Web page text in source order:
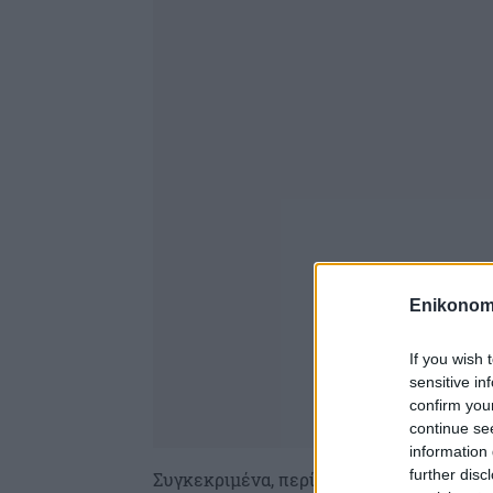
If you wish
sensitive
confirm
continue
information
further
Συγκεκριμένα, περίπου 18 λεπτά